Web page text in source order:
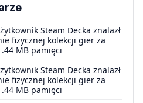
Steam Decka znalazł
fizycznej kolekcji gier za
MB pamięci
Steam Decka znalazł
fizycznej kolekcji gier za
MB pamięci